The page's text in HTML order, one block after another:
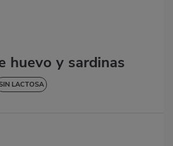
huevo y sardinas
LACTOSA